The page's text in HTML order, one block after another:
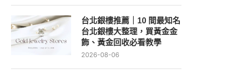
台北銀樓推薦｜10 間最知名
台北銀樓大整理，買黃金金
飾、黃金回收必看教學
2026-08-06